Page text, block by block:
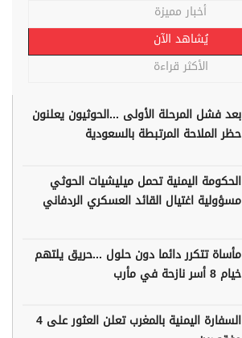
أخبار مميزة
يُشاهد الآن
الأكثر قراءة
بعد فشل المرحلة الأولى ...الحوثيون يعلنون
حظر الملاحة المرتبطة بالسعودية
الحكومة اليمنية تحمل ميليشيات الحوثي
مسؤولية اغتيال القائد العسكري الردفاني
مأساة تتكرر دائما دون حلول ...حريق يلتهم
خيام 8 أسر نازحة في مأرب
السفارة اليمنية بالمغرب تعلن العثور على 4